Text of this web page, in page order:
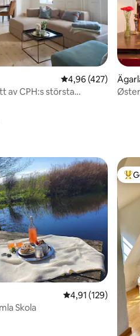
167 omdömen4,96 av 5 i
4,96 (427)
av CPH:s största
134 omdömen
4,91 av 5 i
4,91 (129)
Skola